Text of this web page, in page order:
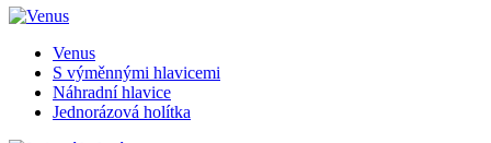
Venus
S výměnnými hlavicemi
Náhradní hlavice
Jednorázová holítka